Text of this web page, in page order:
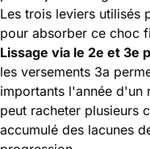
Les trois leviers utilisés
pour absorber ce choc
Lissage via le 2e et 3e
les versements 3a
importants l'année d'un
peut racheter plusieurs
accumulé des lacunes